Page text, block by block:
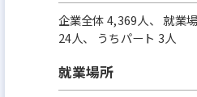
企業全体 4,369人、 就業
24人、 うちパート 3人
就業場所